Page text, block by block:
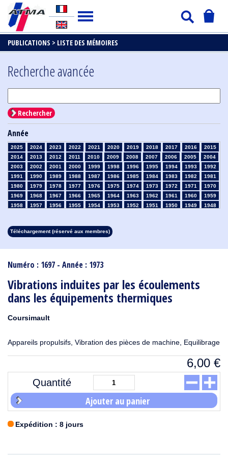
PUBLICATIONS > LISTE DES MÉMOIRES
Numéro : 1697 - Année : 1973
Vibrations induites par les écoulements
dans les équipements thermiques
Coursimault
Appareils propulsifs, Vibration des pièces de machine, Equilibrage
6,00 €
Quantité
Ajouter au panier
Expédition : 8 jours
Recherche avancée
Rechercher
Année
2025 2024 2023 2022 2021 2020 2019 2018 2017 2016
2015
2014
2013 2012 2011 2010 2009 2008 2007 2006 2005
2004
2003
2002 2001 2000 1999 1998 1996 1995 1994 1993
1992
1991
1990 1989 1988 1987 1986 1985 1984 1983 1982
1981
1980
1979 1978 1977 1976 1975 1974 1973 1972 1971
1970
1969
1968 1967 1966 1965 1964 1963 1962 1961 1960
1959
1958
1957 1956 1955 1954 1953 1952 1951 1950 1949
1948
1913
1912 1911 1910 1909 1908
Téléchargement (réservé aux membres)